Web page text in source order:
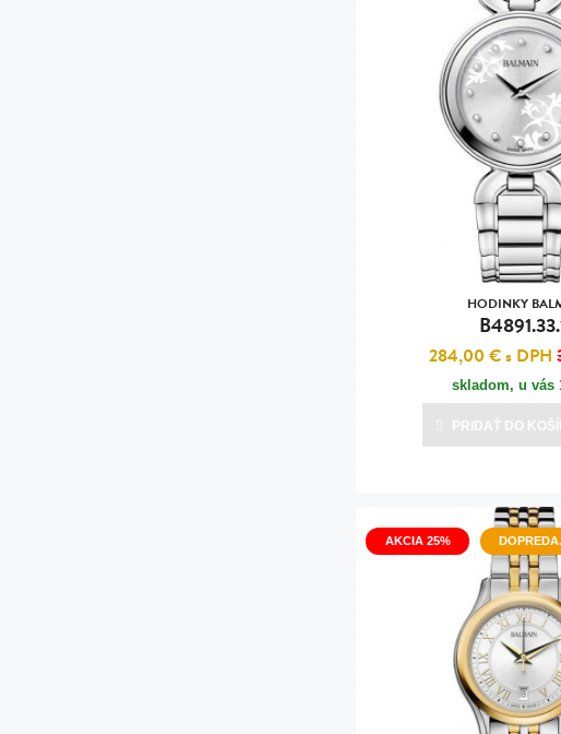
HODINKY
284,00 €s DPH
skladom, u vás
PRIDAŤ DO
AKCIA 25%